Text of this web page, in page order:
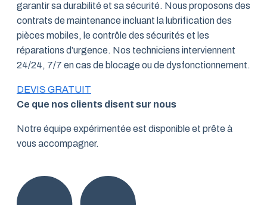
garantir sa durabilité et sa sécurité. Nous proposons des
contrats de maintenance incluant la lubrification des
pièces mobiles, le contrôle des sécurités et les
réparations d’urgence. Nos techniciens interviennent
24/24, 7/7 en cas de blocage ou de dysfonctionnement.
DEVIS GRATUIT
Ce que nos clients disent sur nous
Notre équipe expérimentée est disponible et prête à
vous accompagner.